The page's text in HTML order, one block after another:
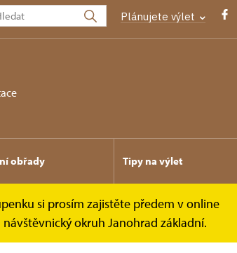
Plánujete výlet
obřady Tipy na výlet
si prosím zajistěte předem v online
okruh Janohrad základní.